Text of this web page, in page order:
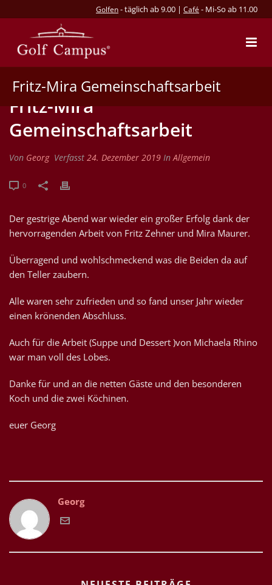
Golfen- täglich ab 9.00 | Café - Mi-So ab 11.00
Fritz-Mira Gemeinschaftsarbeit
Fritz-Mira
Gemeinschaftsarbeit
Von Georg Verfasst 24. Dezember 2019 InAllgemein
0
Der gestrige Abend war wieder ein großer Erfolg dank der
hervorragenden Arbeit von Fritz Zehner und Mira Maurer.
Überragend und wohlschmeckend was die Beiden da auf
den Teller zaubern.
Alle waren sehr zufrieden und so fand unser Jahr wieder
einen krönenden Abschluss.
Auch für die Arbeit (Suppe und Dessert )von Michaela Rhino
war man voll des Lobes.
Danke für und an die netten Gäste und den besonderen
Koch und die zwei Köchinen.
euer Georg
Georg